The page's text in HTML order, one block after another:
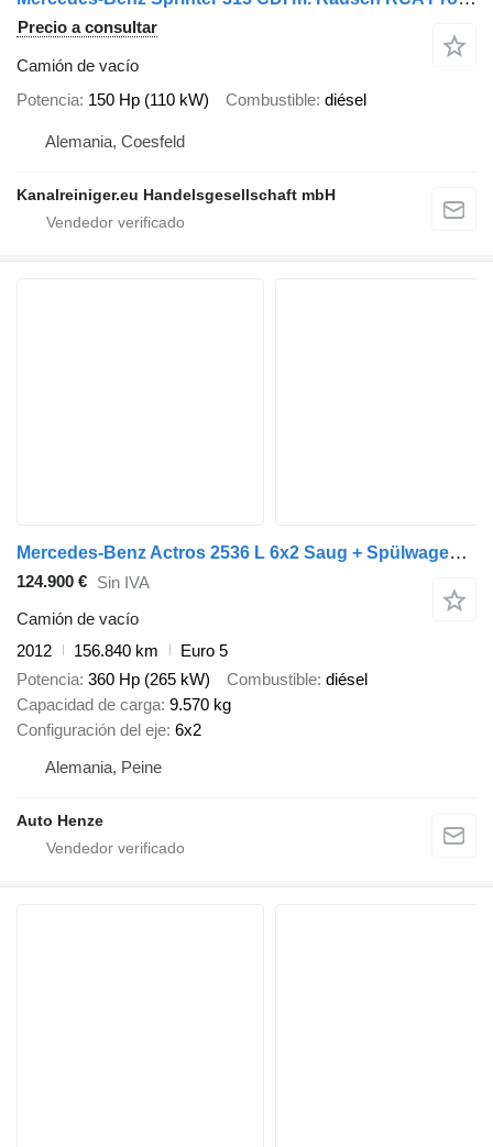
Precio a consultar
Camión de vacío
Potencia 150 Hp (110 kW) Combustible diésel
Alemania, Coesfeld
Kanalreiniger.eu Handelsgesellschaft mbH
Mercedes-Benz Actros 2536 L 6x2 Saug + Spülwagen Kroll Kombi
124.900 € Sin IVA
Camión de vacío
2012
156.840 km
Euro 5
Potencia 360 Hp (265 kW) Combustible diésel
Capacidad de carga 9.570 kg
Configuración del eje 6x2
Alemania, Peine
Auto Henze